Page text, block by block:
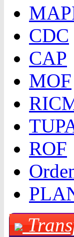
CDC
CAP
MOF
ROF